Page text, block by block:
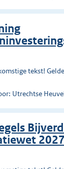
tekst!
Utrechtse